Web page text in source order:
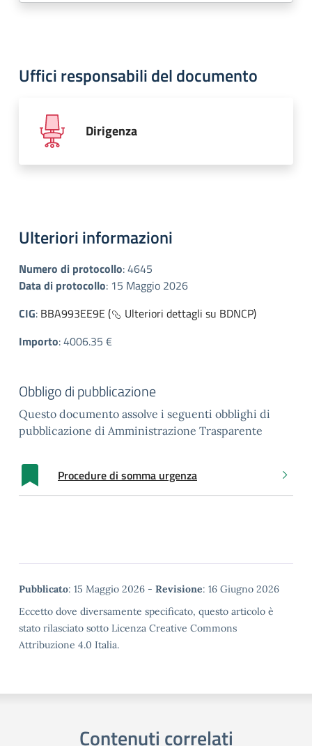
Uffici responsabili del documento
Dirigenza
Ulteriori informazioni
Numero di protocollo:4645
Data di protocollo: 15 Maggio 2026
CIG: BBA993EE9E (
Ulteriori dettagli su BDNCP)
Importo:4006.35 €
Obbligo di pubblicazione
Questo documento assolve i seguenti obblighi di
pubblicazione di Amministrazione Trasparente
Procedure di somma urgenza
Metadata
Pubblicato: 15 Maggio 2026 - Revisione: 16 Giugno 2026
Eccetto dove diversamente specificato, questo articolo è
stato rilasciato sotto Licenza Creative Commons
Attribuzione 4.0 Italia.
Contenuti correlati